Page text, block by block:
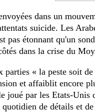
dans un
suicide. Les
pas étonnant qu'un
dans la crise du
« la peste soit
et affaiblit encore
joué par les Etats-Unis
de détails et